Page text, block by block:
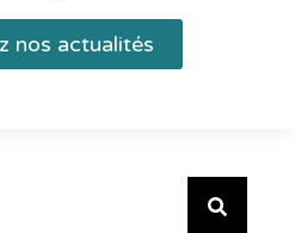
nos actualités